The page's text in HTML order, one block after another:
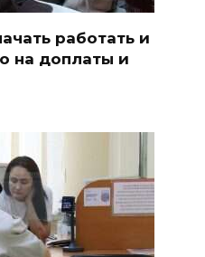
работать и
на доплаты и